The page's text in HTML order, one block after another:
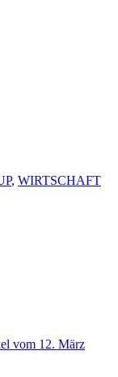
, WIRTSCHAFT
vom 12. März